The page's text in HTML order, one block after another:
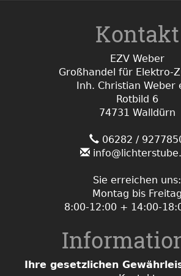
Kontakt
EZV Weber
Großhandel für Elektro-
Inh. Christian Weber
Rotbild 6
74731 Walldürn
06282 /
Sie erreichen uns:
Montag bis Freitag
8:00-12:00 + 14:00-
Ihre gesetzlichen